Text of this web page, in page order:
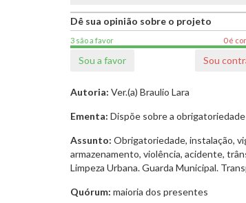
Dê sua opinião sobre o projeto
3 são a favor 0 é
Sou a favor Sou
Autoria: Ver.(a) Braulio Lara
Ementa: Dispõe sobre a
Assunto: Obrigatoriedade, instalação,
armazenamento, violência, acidente,
Limpeza Urbana. Guarda Municipal.
Quórum: maioria dos presentes